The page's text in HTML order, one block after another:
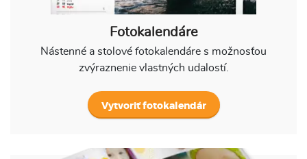
Fotokalendáre
Nástenné a stolové fotokalendáre s možnosťou
zvýraznenie vlastných udalostí.
Vytvoriť fotokalendár